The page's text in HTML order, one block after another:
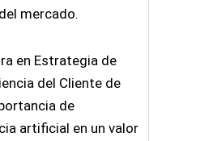
mercado.
en Estrategia de
del Cliente de
de
artificial en un valor